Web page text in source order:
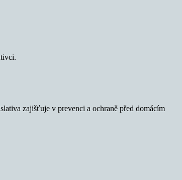
zajišťuje v prevenci a ochraně před domácím